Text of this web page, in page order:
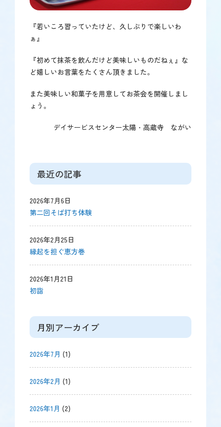
『若いころ習っていたけど、久しぶりで楽しいわ
ぁ』
『初めて抹茶を飲んだけど美味しいものだねぇ』な
ど嬉しいお言葉をたくさん頂きました。
また美味しい和菓子を用意してお茶会を開催しまし
ょう。
デイサービスセンター太陽・高蔵寺 ながい
最近の記事
2026年7月6日
第二回そば打ち体験
2026年2月25日
縁起を担ぐ恵方巻
2026年1月21日
初詣
月別アーカイブ
2026年7月 (1)
2026年2月 (1)
2026年1月 (2)